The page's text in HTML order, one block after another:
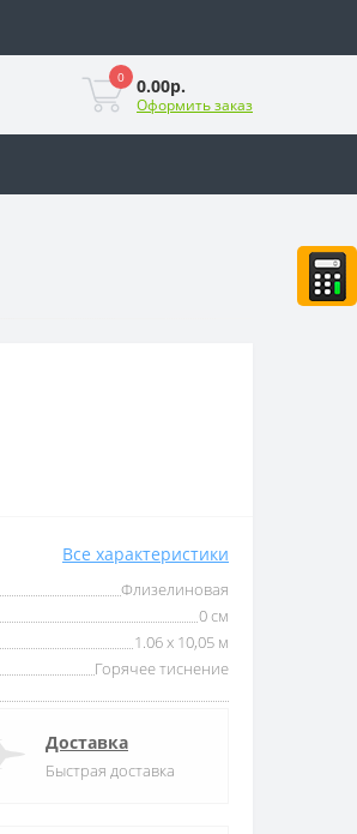
0 0.00р.
Оформить заказ
Все характеристики
Флизелиновая
0 см
1.06 x 10,05 м
Горячее тиснение
Доставка
Быстрая доставка